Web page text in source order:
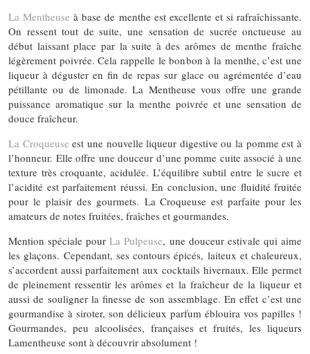
La Mentheuse à base de menthe est excellente et si rafraîchissante.
On ressent tout de suite, une sensation de sucrée onctueuse au
début laissant place par la suite à des arômes de menthe fraîche
légèrement poivrée. Cela rappelle le bonbon à la menthe, c’est une
liqueur à déguster en fin de repas sur glace ou agrémentée d’eau
pétillante ou de limonade. La Mentheuse vous offre une grande
puissance aromatique sur la menthe poivrée et une sensation de
douce fraîcheur.
La Croqueuse est une nouvelle liqueur digestive ou la pomme est à
l’honneur. Elle offre une douceur d’une pomme cuite associé à une
texture très croquante, acidulée. L’équilibre subtil entre le sucre et
l’acidité est parfaitement réussi. En conclusion, une fluidité fruitée
pour le plaisir des gourmets. La Croqueuse est parfaite pour les
amateurs de notes fruitées, fraîches et gourmandes.
Mention spéciale pourLa Pulpeuse, une douceur estivale qui aime
les glaçons. Cependant, ses contours épicés, laiteux et chaleureux,
s’accordent aussi parfaitement aux cocktails hivernaux. Elle permet
de pleinement ressentir les arômes et la fraîcheur de la liqueur et
aussi de souligner la finesse de son assemblage. En effet c’est une
gourmandise à siroter, son délicieux parfum éblouira vos papilles !
Gourmandes, peu alcoolisées, françaises et fruités, les liqueurs
Lamentheuse sont à découvrir absolument !